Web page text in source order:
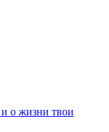
и о жизни твои